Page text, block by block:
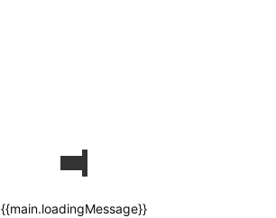
{{main.loadingMessage}}